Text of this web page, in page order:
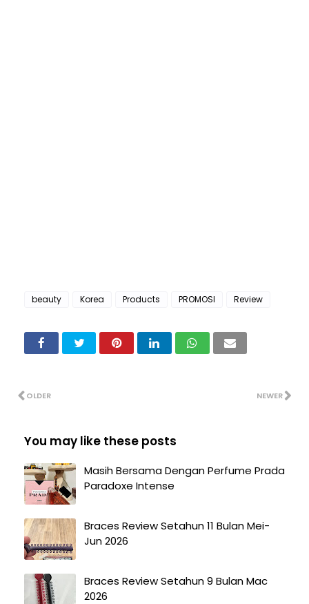
beauty Korea Products PROMOSI Review
NEWER
OLDER
You may like these posts
Masih Bersama Dengan Perfume Prada
Paradoxe Intense
Braces Review Setahun 11 Bulan Mei-
Jun 2026
Braces Review Setahun 9 Bulan Mac
2026